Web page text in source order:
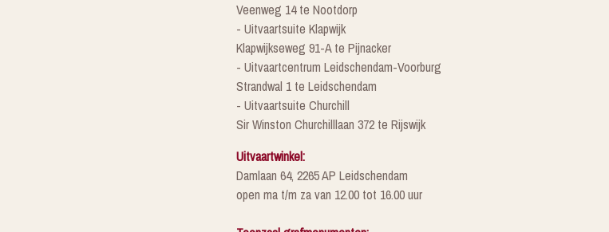
Veenweg 14 te Nootdorp
- Uitvaartsuite Klapwijk
Klapwijkseweg 91-A te Pijnacker
- Uitvaartcentrum Leidschendam-Voorburg
Strandwal 1 te Leidschendam
- Uitvaartsuite Churchill
Sir Winston Churchilllaan 372 te Rijswijk
Uitvaartwinkel:
Damlaan 64, 2265 AP Leidschendam
open ma t/m za van 12.00 tot 16.00 uur